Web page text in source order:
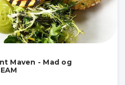
Maven - Mad og